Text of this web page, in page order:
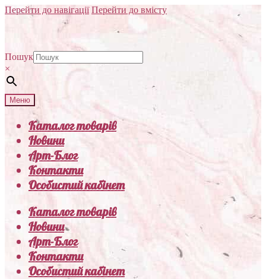
Перейти до навігації Перейти до вмісту
Пошук
×
Меню
Каталог товарів
Новини
Арт-Блог
Контакти
Особистий кабінет
Каталог товарів
Новини
Арт-Блог
Контакти
Особистий кабінет